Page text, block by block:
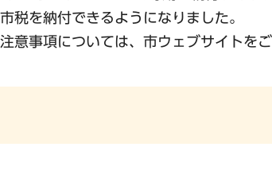
税を納付できるようになりました。
意事項については、市ウェブサイトをご